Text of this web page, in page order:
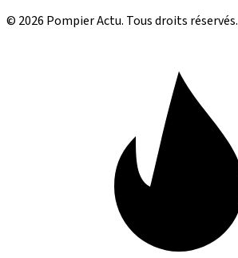
© 2026 Pompier Actu. Tous droits réservés.